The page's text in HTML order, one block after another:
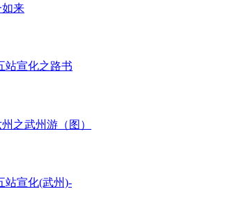
如来
站宣化之路书
之武州游（图）
站宣化(武州)-